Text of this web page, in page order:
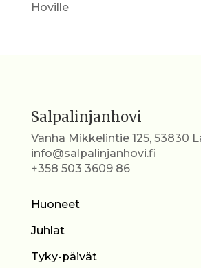
Hoville
Salpalinjanhovi
Vanha Mikkelintie 125, 53830
info@salpalinjanhovi.fi
+358 503 3609 86
Huoneet
Juhlat
Tyky-päivät